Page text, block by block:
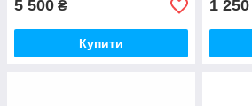
5 500 ₴
Купити
1 250